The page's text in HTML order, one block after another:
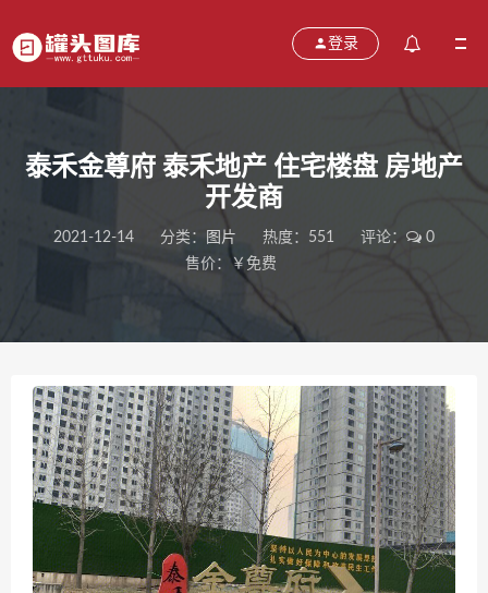
登录
泰禾金尊府 泰禾地产 住宅楼盘 房地产
开发商
2021-12-14 分类： 图片 热度：551 评论：
0
售价：￥免费